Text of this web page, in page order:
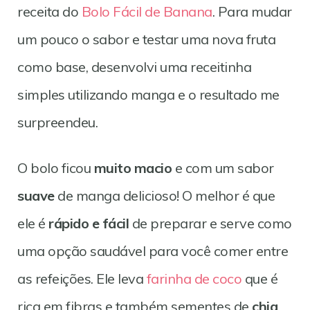
receita do Bolo Fácil de Banana. Para mudar
um pouco o sabor e testar uma nova fruta
como base, desenvolvi uma receitinha
simples utilizando manga e o resultado me
surpreendeu.
O bolo ficou muito macio e com um sabor
suavede manga delicioso! O melhor é que
ele é rápido e fácil de preparar e serve como
uma opção saudável para você comer entre
as refeições. Ele leva farinha de coco que é
rica em fibras e também sementes de chia